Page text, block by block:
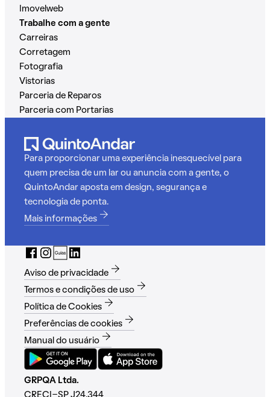
Imovelweb
Trabalhe com a gente
Carreiras
Corretagem
Fotografia
Vistorias
Parceria de Reparos
Parceria com Portarias
Para proporcionar uma experiência inesquecível para
quem precisa de um lar ou anuncia com a gente, o
QuintoAndar aposta em design, segurança e
tecnologia de ponta.
Mais informações
Aviso de privacidade
Termos e condições de uso
Política de Cookies
Preferências de cookies
Manual do usuário
GRPQA Ltda.